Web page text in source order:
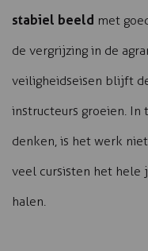
stabiel beeld met
de vergrijzing in de
veiligheidseisen blijft
instructeurs groeien.
denken, is het werk
veel cursisten het hele
halen.